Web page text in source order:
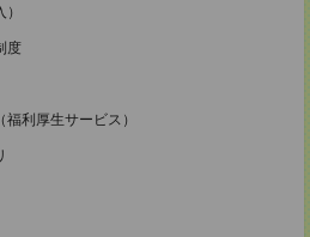
度
利厚生サービス）